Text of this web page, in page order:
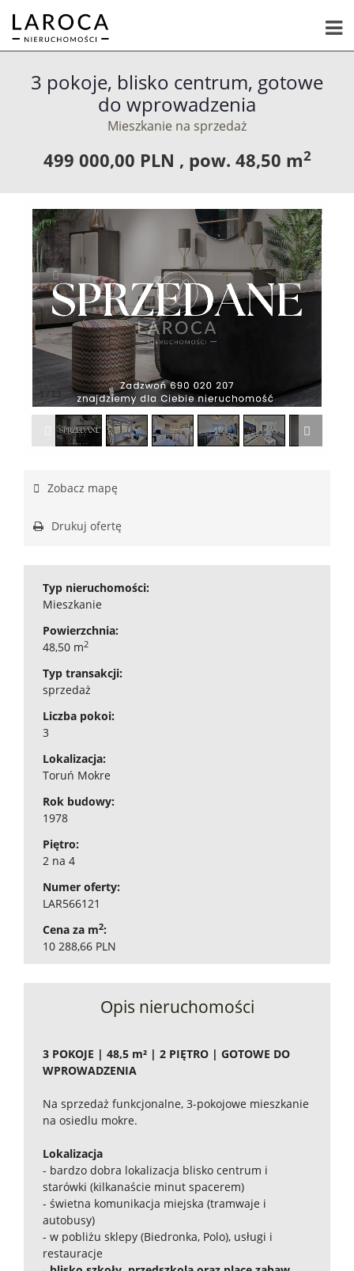
3 pokoje, blisko centrum, gotowe
do wprowadzenia
Mieszkanie na sprzedaż
499 000,00 PLN , pow. 48,50 m2
1 / 13
Zobacz mapę
Drukuj ofertę
Typ nieruchomości:
Mieszkanie
Powierzchnia:
48,50 m2
Typ transakcji:
sprzedaż
Liczba pokoi:
3
Lokalizacja:
Toruń Mokre
Rok budowy:
1978
Piętro:
2 na 4
Numer oferty:
LAR566121
Cena za m2:
10 288,66 PLN
Opis nieruchomości
3 POKOJE | 48,5 m² | 2 PIĘTRO | GOTOWE DO
WPROWADZENIA
Na sprzedaż funkcjonalne, 3-pokojowe mieszkanie
na osiedlu mokre.
Lokalizacja
- bardzo dobra lokalizacja blisko centrum i
starówki (kilkanaście minut spacerem)
- świetna komunikacja miejska (tramwaje i
autobusy)
- w pobliżu sklepy (Biedronka, Polo), usługi i
restauracje